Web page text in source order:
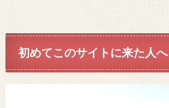
初めてこのサイトに来た人へ